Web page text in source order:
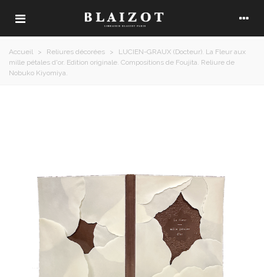
Accueil > Reliures décorées >
LUCIEN-GRAUX (Docteur). La Fleur aux
mille pétales d'or. Edition originale. Compositions de Foujita. Reliure de
Nobuko Kiyomiya.